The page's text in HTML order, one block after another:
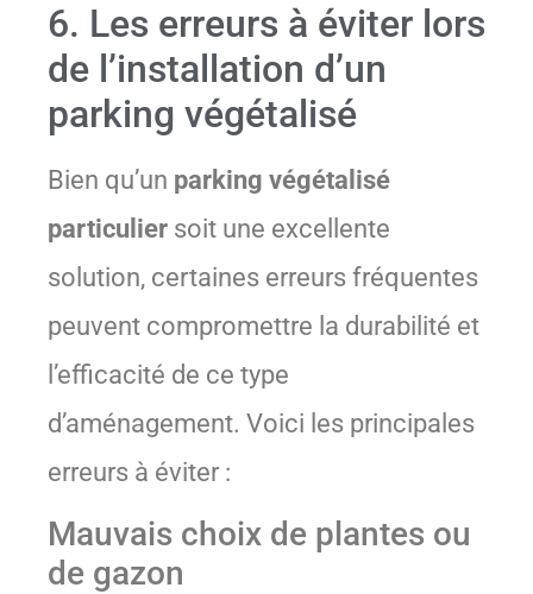
6. Les erreurs à éviter lors
de l’installation d’un
parking végétalisé
Bien qu’un parking végétalisé
particulier soit une excellente
solution, certaines erreurs fréquentes
peuvent compromettre la durabilité et
l’efficacité de ce type
d’aménagement. Voici les principales
erreurs à éviter :
Mauvais choix de plantes ou
de gazon